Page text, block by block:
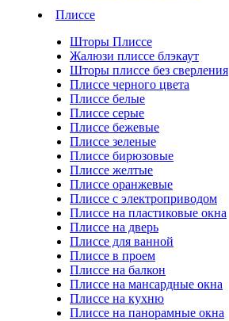
Плиссе
Шторы Плиссе
Жалюзи плиссе блэкаут
Шторы плиссе без сверления
Плиссе черного цвета
Плиссе белые
Плиссе серые
Плиссе бежевые
Плиссе зеленые
Плиссе бирюзовые
Плиссе желтые
Плиссе оранжевые
Плиссе с электроприводом
Плиссе на пластиковые окна
Плиссе на дверь
Плиссе для ванной
Плиссе в проем
Плиссе на балкон
Плиссе на мансардные окна
Плиссе на кухню
Плиссе на панорамные окна